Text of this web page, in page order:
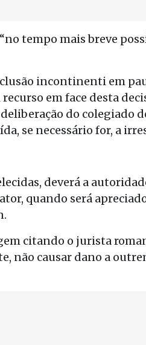
tempo mais breve
incontinenti em
em face desta
deliberação do colegiado
se necessário for, a
deverá a
quando será
citando o jurista
não causar dano a